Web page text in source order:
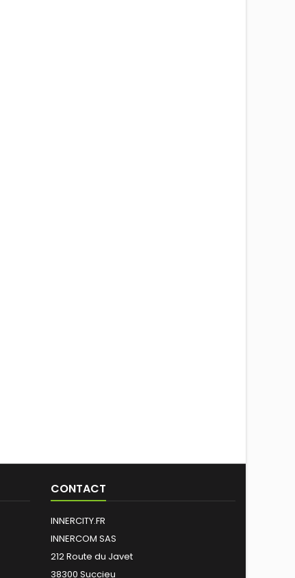
CONTACT
INNERCITY.FR
INNERCOM SAS
212 Route du Javet
38300 Succieu